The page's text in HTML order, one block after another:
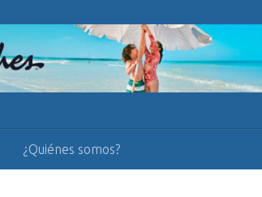
¿Quiénes somos?